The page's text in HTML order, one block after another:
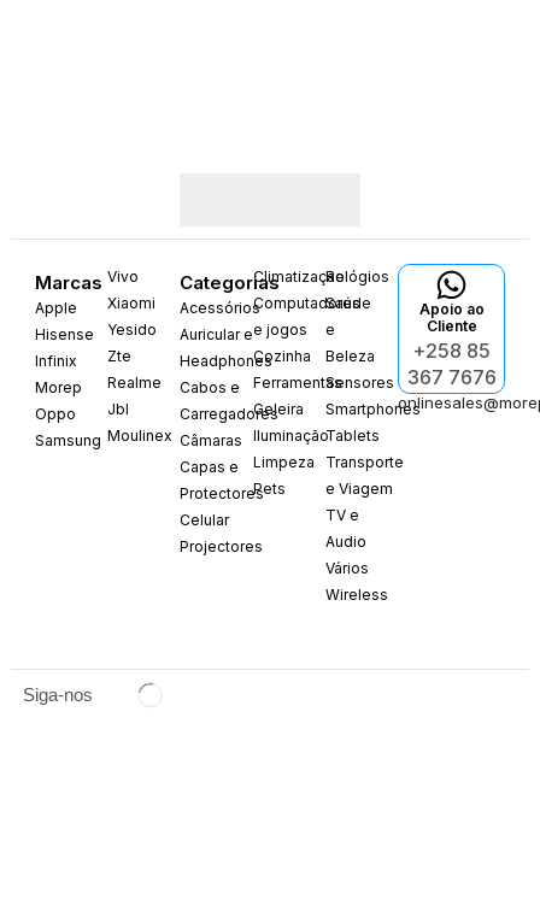
Marcas
Apple
Hisense
Infinix
Morep
Oppo
Samsung
Vivo
Xiaomi
Yesido
Zte
Realme
Jbl
Moulinex
Categorias
Acessórios
Auricular e
Headphones
Cabos e
Carregadores
Câmaras
Capas e
Protectores
Celular
Projectores
Climatização
Computadores
e jogos
Cozinha
Ferramentas
Geleira
Iluminação
Limpeza
Pets
Relógios
Saúde
e
Beleza
Sensores
Smartphones
Tablets
Transporte
e Viagem
TV e
Audio
Vários
Wireless
Apoio ao
Cliente
+258 85
367 7676
Siga-nos